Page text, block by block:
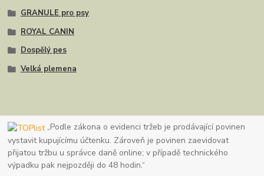
GRANULE pro psy
ROYAL CANIN
Dospělý pes
Velká plemena
„Podle zákona o evidenci tržeb je prodávající povinen
vystavit kupujícímu účtenku. Zároveň je povinen zaevidovat
přijatou tržbu u správce daně online; v případě technického
výpadku pak nejpozději do 48 hodin.“